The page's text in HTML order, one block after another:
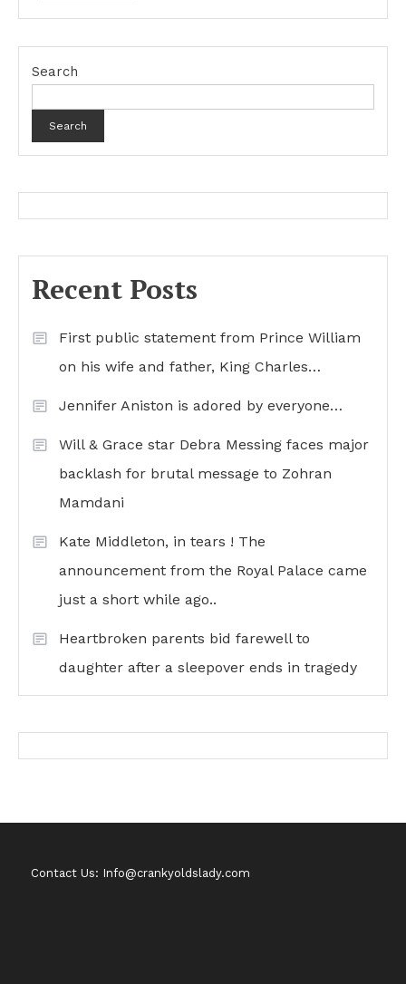
Search
Search
Recent Posts
First public statement from Prince William
on his wife and father, King Charles…
Jennifer Aniston is adored by everyone…
Will & Grace star Debra Messing faces major
backlash for brutal message to Zohran
Mamdani
Kate Middleton, in tears ! The
announcement from the Royal Palace came
just a short while ago..
Heartbroken parents bid farewell to
daughter after a sleepover ends in tragedy
Contact Us: Info@crankyoldslady.com